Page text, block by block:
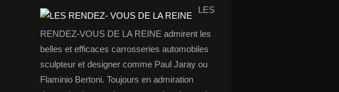
LES
RENDEZ-VOUS DE LA REINE admirent les
belles et efficaces carrosseries automobiles
sculpteur et designer comme Paul Jaray ou
Flaminio Bertoni. Toujours en admiration